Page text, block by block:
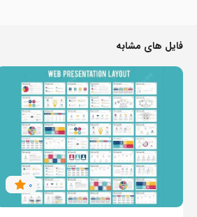
فایل های مشابه
0